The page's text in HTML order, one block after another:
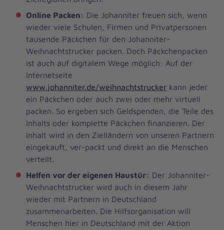
Online Packen: Die Johanniter freuen sich, wenn
wieder viele Schulen, Firmen und Privatpersonen
tausende Päckchen für den Johanniter-
Weihnachtstrucker packen. Doch Päckchenpacken
ist auch auf digitalem Wege möglich: Auf der
Internetseite
www.johanniter.de/weihnachtstrucker kann jeder
ein Päckchen oder auch zwei oder mehr virtuell
packen. So ergeben sich Geldspenden, die Teile des
Inhalts oder komplette Päckchen finanzieren. Der
Inhalt wird in den Zielländern von unseren Partnern
eingekauft, ver-packt und direkt an die Menschen
verteilt.
Helfen vor der eigenen Haustür: Der Johanniter-
Weihnachtstrucker wird auch in diesem Jahr
wieder mit Partnern in Deutschland
zusammenarbeiten. Die Hilfsorganisation will
Menschen hier in Deutschland mit der Aktion